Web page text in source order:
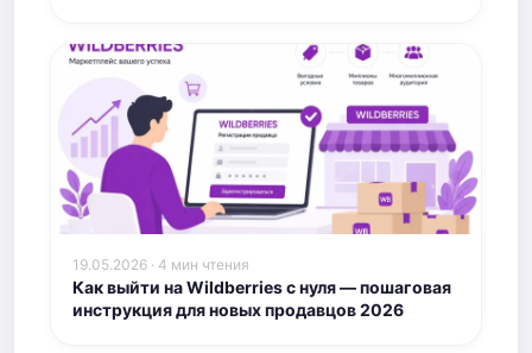
19.05.2026 · 4 мин чтения
Как выйти на Wildberries с нуля — пошаговая
инструкция для новых продавцов 2026